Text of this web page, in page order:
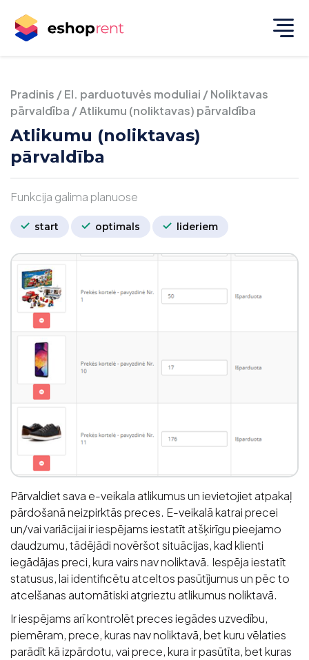
Pradinis /El. parduotuvės moduliai /Noliktavas
pārvaldība /Atlikumu (noliktavas) pārvaldība
Atlikumu (noliktavas)
pārvaldība
Funkcija galima planuose
start optimals lideriem
Pārvaldiet sava e-veikala atlikumus un ievietojiet atpakaļ
pārdošanā neizpirktās preces. E-veikalā katrai precei
un/vai variācijai ir iespējams iestatīt atšķirīgu pieejamo
daudzumu, tādējādi novēršot situācijas, kad klienti
iegādājas preci, kura vairs nav noliktavā. Iespēja iestatīt
statusus, lai identificētu atceltos pasūtījumus un pēc to
atcelšanas automātiski atgrieztu atlikumus noliktavā.
Ir iespējams arī kontrolēt preces iegādes uzvedību,
piemēram, prece, kuras nav noliktavā, bet kuru vēlaties
parādīt kā izpārdotu, vai prece, kura ir pasūtīta, bet kuras